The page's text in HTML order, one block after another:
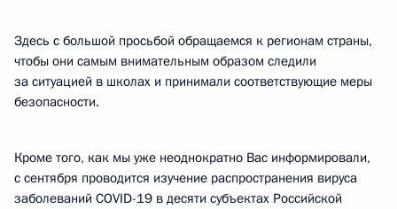
Здесь с большой просьбой обращаемся к регионам страны,
чтобы они самым внимательным образом следили
за ситуацией в школах и принимали соответствующие меры
безопасности.
Кроме того, как мы уже неоднократно Вас информировали,
с сентября проводится изучение распространения вируса
заболеваний COVID-19 в десяти субъектах Российской